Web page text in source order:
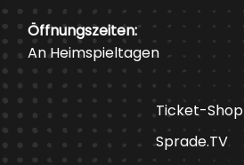
Öffnungszeiten:
An Heimspieltagen
Ticket-Shop
Sprade.TV